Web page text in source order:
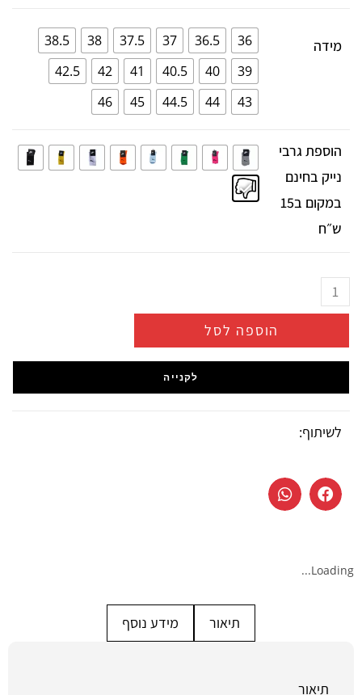
מידה 36
36.5
37
37.5
38
38.5
39
40
40.5
41
42
42.5
43
44
44.5
45
46
הוספת גרבי
נייק בחינם
במקום ב15
ש״ח
הוספה לסל
לקנייה
לשיתוף:
Loading...
תיאור מידע נוסף
תיאור